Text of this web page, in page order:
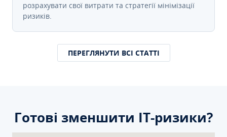
розрахувати свої витрати та стратегії мінімізації
ризиків.
ПЕРЕГЛЯНУТИ ВСІ СТАТТІ
Готові зменшити ІТ-ризики?